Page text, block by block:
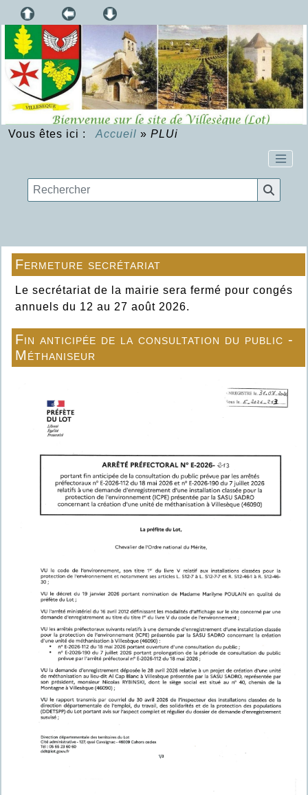
Vous êtes ici : Accueil » PLUi
Fermeture secrétariat
Le secrétariat de la mairie sera fermé pour congés
annuels du 12 au 27 août 2026.
Fin anticipée de la consultation du public -
Méthaniseur